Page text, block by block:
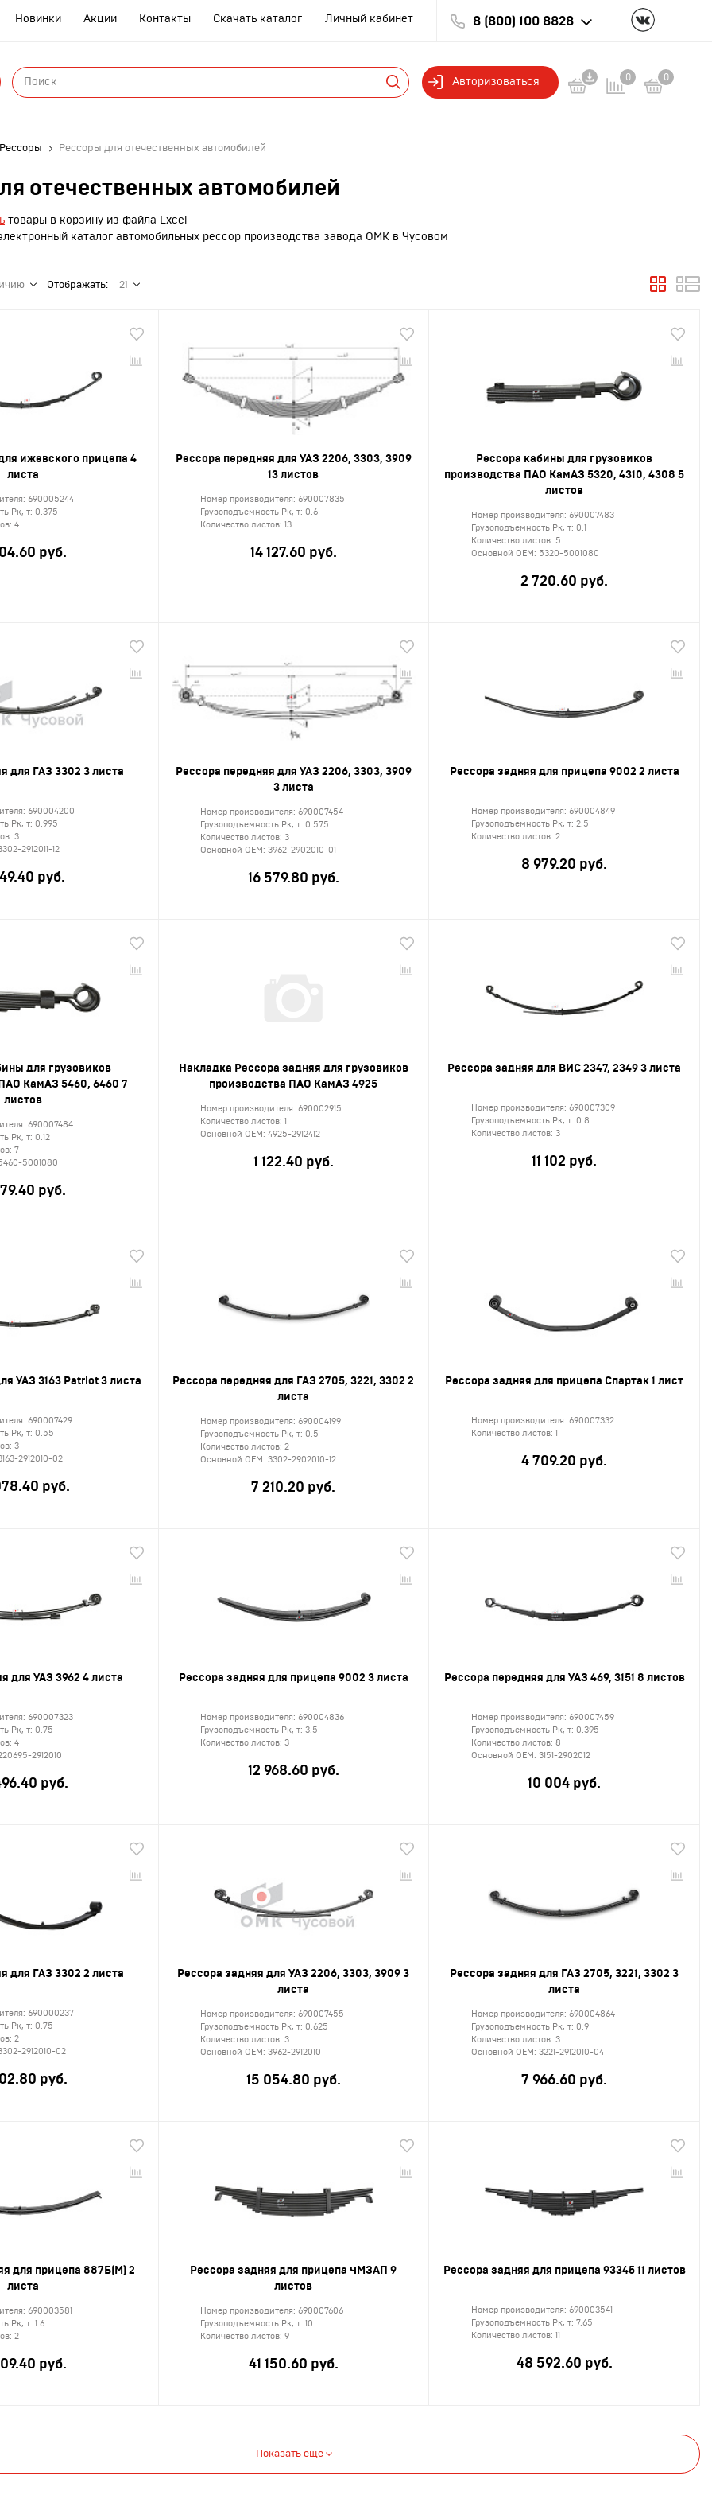
Новинки Акции Контакты Скачать каталог Личный кабинет 8 (800) 100 8828
Авторизоваться 0 0
Рессоры Рессоры для отечественных автомобилей
отечественных автомобилей
товары в корзину из файла Excel
каталог автомобильных рессор производства завода ОМК в Чусовом
Отображать: 21
ижевского прицепа 4
листа
690005244
Рк, т: 0.375
4
руб.
Рессора передняя для УАЗ 2206, 3303, 3909
13 листов
Номер производителя:690007835
Грузоподъемность Рк, т:0.6
Количество листов:13
14 127.60 руб.
Рессора кабины для грузовиков
производства ПАО КамАЗ 5320, 4310, 4308 5
листов
Номер производителя:690007483
Грузоподъемность Рк, т:0.1
Количество листов: 5
Основной ОЕМ: 5320-5001080
2 720.60 руб.
для ГАЗ 3302 3 листа
690004200
Рк, т: 0.995
3
2912011-12
руб.
Рессора передняя для УАЗ 2206, 3303, 3909
3 листа
Номер производителя:690007454
Грузоподъемность Рк, т:0.575
Количество листов:3
Основной ОЕМ:3962-2902010-01
16 579.80 руб.
Рессора задняя для прицепа 9002 2 листа
Номер производителя:690004849
Грузоподъемность Рк, т:2.5
Количество листов:2
8 979.20 руб.
для грузовиков
КамАЗ 5460, 6460 7
листов
690007484
Рк, т: 0.12
7
5001080
руб.
Накладка Рессора задняя для грузовиков
производства ПАО КамАЗ 4925
Номер производителя:690002915
Количество листов:1
Основной ОЕМ:4925-2912412
1 122.40 руб.
Рессора задняя для ВИС 2347, 2349 3 листа
Номер производителя:690007309
Грузоподъемность Рк, т:0.8
Количество листов:3
11 102 руб.
УАЗ 3163 Patriot 3 листа
690007429
Рк, т: 0.55
3
2912010-02
руб.
Рессора передняя для ГАЗ 2705, 3221, 3302 2
листа
Номер производителя:690004199
Грузоподъемность Рк, т:0.5
Количество листов:2
Основной ОЕМ:3302-2902010-12
7 210.20 руб.
Рессора задняя для прицепа Спартак 1 лист
Номер производителя:690007332
Количество листов:1
4 709.20 руб.
для УАЗ 3962 4 листа
690007323
Рк, т: 0.75
4
2912010
руб.
Рессора задняя для прицепа 9002 3 листа
Номер производителя:690004836
Грузоподъемность Рк, т:3.5
Количество листов:3
12 968.60 руб.
Рессора передняя для УАЗ 469, 3151 8 листов
Номер производителя:690007459
Грузоподъемность Рк, т:0.395
Количество листов:8
Основной ОЕМ:3151-2902012
10 004 руб.
для ГАЗ 3302 2 листа
690000237
Рк, т: 0.75
2
2912010-02
руб.
Рессора задняя для УАЗ 2206, 3303, 3909 3
листа
Номер производителя:690007455
Грузоподъемность Рк, т:0.625
Количество листов:3
Основной ОЕМ:3962-2912010
15 054.80 руб.
Рессора задняя для ГАЗ 2705, 3221, 3302 3
листа
Номер производителя:690004864
Грузоподъемность Рк, т:0.9
Количество листов:3
Основной ОЕМ:3221-2912010-04
7 966.60 руб.
для прицепа 887Б(М) 2
листа
690003581
Рк, т: 1.6
2
руб.
Рессора задняя для прицепа ЧМЗАП 9
листов
Номер производителя:690007606
Грузоподъемность Рк, т:10
Количество листов:9
41 150.60 руб.
Рессора задняя для прицепа 93345 11 листов
Номер производителя:690003541
Грузоподъемность Рк, т:7.65
Количество листов:11
48 592.60 руб.
Показать еще